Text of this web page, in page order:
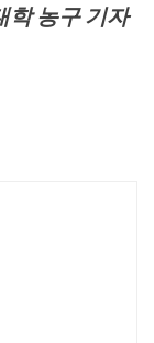
농구 기자